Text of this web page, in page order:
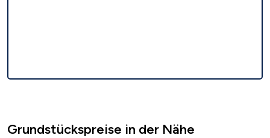
Grundstückspreise in der Nähe